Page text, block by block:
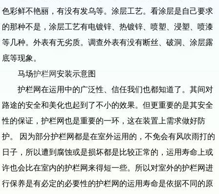
色彩鲜不艳丽，有没有发乌等。涂层工艺。看涂层是自己要求
的那种不是，涂层工艺有电镀锌、热镀锌、喷塑、浸塑、喷漆
等几种。外表有无劣质。调查外表有没有断丝、破洞、涂层露
底等现象。
马场护栏网安装示意图
护栏网在运用中的广泛性、信任我们也都知道了。其间对
路途的安全和美化也起到了不小的效果。但更重要的是其安全
性的保证，护栏网也是重要的一环，这在装置上需求做好防
护。 因为部分护栏网都是在室外运用的，不免会有风吹雨打的
日子，所以遭到腐蚀或是损坏都是比较正常的，运用寿命上或
许也会比在室内的护栏网来得短一些。所以对室外的护栏网进
行保养是有必定的必要性的护栏网的运用寿命是依据不同的原